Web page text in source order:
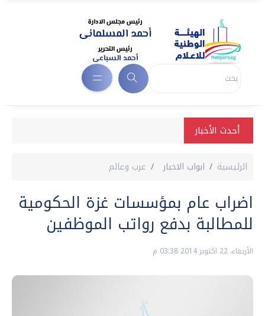
أحدث الأخبار
الرئيسية ابواب الاخبار عرب وعالم
اضراب عام بمؤسسات غزة الحكومية
للمطالبة بدفع رواتب الموظفين
الأربعاء، 22 اكتوبر 2014 03:38 م